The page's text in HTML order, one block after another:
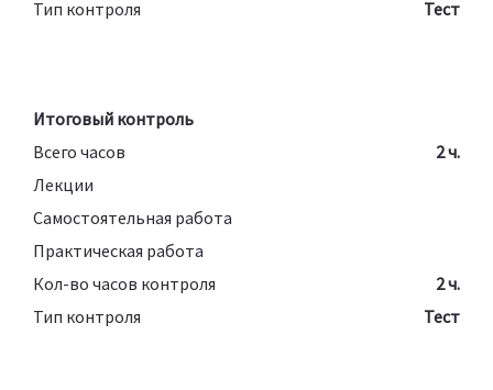
Тип контроля
Тест
Итоговый контроль
Всего часов
2 ч.
Лекции
Самостоятельная работа
Практическая работа
Кол-во часов контроля
2 ч.
Тип контроля
Тест